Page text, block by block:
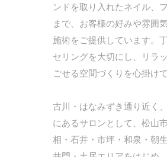
ンドを取り入れたネイル、
まで、お客様の好みや雰囲
施術をご提供しています。
セリングを大切にし、リラ
ごせる空間づくりを心掛けて
古川・はなみずき通り近く
にあるサロンとして、松山
相・石井・市坪・和泉・朝